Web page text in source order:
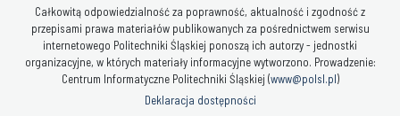
Całkowitą odpowiedzialność za poprawność, aktualność i zgodność z
przepisami prawa materiałów publikowanych za pośrednictwem serwisu
internetowego Politechniki Śląskiej ponoszą ich autorzy - jednostki
organizacyjne, w których materiały informacyjne wytworzono. Prowadzenie:
Centrum Informatyczne Politechniki Śląskiej (www@polsl.pl)
Deklaracja dostępności